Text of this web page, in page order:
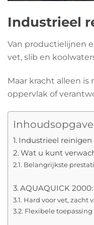
Industrieel
Van productielijnen
vet, slib en
Maar kracht alleen
oppervlak of
Inhoudsopgave
Industrieel reinigen
Wat u kunt
Belangrijkste
AQUAQUICK
Hard voor vet, zacht
Flexibele